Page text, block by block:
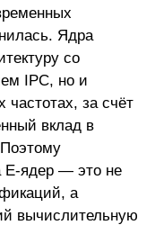
Ядра
со
IPC, но и
за счёт
вклад в
E-ядер — это не
а
вычислительную